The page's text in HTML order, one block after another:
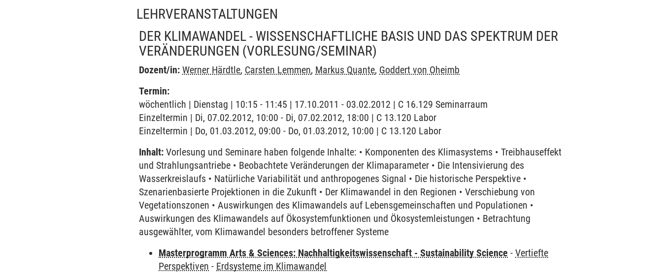
LEHRVERANSTALTUNGEN
DER KLIMAWANDEL - WISSENSCHAFTLICHE BASIS UND DAS SPEKTRUM DER
VERÄNDERUNGEN (VORLESUNG/SEMINAR)
Dozent/in: Werner Härdtle, Carsten Lemmen, Markus Quante, Goddert von Oheimb
Termin:
wöchentlich | Dienstag | 10:15 - 11:45 | 17.10.2011 - 03.02.2012 | C 16.129 Seminarraum
Einzeltermin | Di, 07.02.2012, 10:00 - Di, 07.02.2012, 18:00 | C 13.120 Labor
Einzeltermin | Do, 01.03.2012, 09:00 - Do, 01.03.2012, 10:00 | C 13.120 Labor
Inhalt: Vorlesung und Seminare haben folgende Inhalte: • Komponenten des Klimasystems • Treibhauseffekt
und Strahlungsantriebe • Beobachtete Veränderungen der Klimaparameter • Die Intensivierung des
Wasserkreislaufs • Natürliche Variabilität und anthropogenes Signal • Die historische Perspektive •
Szenarienbasierte Projektionen in die Zukunft • Der Klimawandel in den Regionen • Verschiebung von
Vegetationszonen • Auswirkungen des Klimawandels auf Lebensgemeinschaften und Populationen •
Auswirkungen des Klimawandels auf Ökosystemfunktionen und Ökosystemleistungen • Betrachtung
ausgewählter, vom Klimawandel besonders betroffener Systeme
Masterprogramm Arts & Sciences: Nachhaltigkeitswissenschaft - Sustainability Science -Vertiefte
Perspektiven - Erdsysteme im Klimawandel